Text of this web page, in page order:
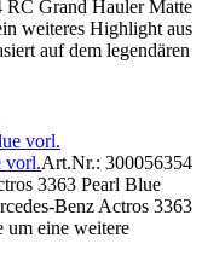
RC Grand Hauler Matte
weiteres Highlight aus
auf dem legendären
vorl.Art.Nr.: 300056354
3363 Pearl Blue
Benz Actros 3363
um eine weitere